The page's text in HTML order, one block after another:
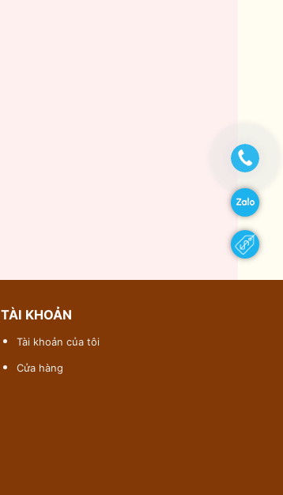
TÀI KHOẢN
Tài khoản của tôi
Cửa hàng